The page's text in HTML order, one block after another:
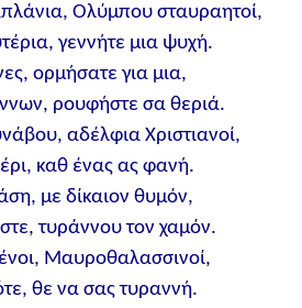
Ολύμπου σταυραητοί,
γεννήτε μια ψυχή.
ορμήσατε για μια,
ρουφήστε σα θεριά.
αδέλφια Xριστιανοί,
καθ ένας ας φανή.
με δίκαιον θυμόν,
τυράννου τον χαμόν.
Μαυροθαλασσινοί,
θε να σας τυραννή.